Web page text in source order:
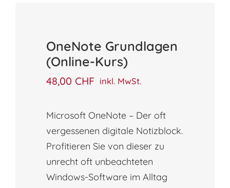
OneNote Grundlagen
(Online-Kurs)
48,00 CHF inkl. MwSt.
Microsoft OneNote – Der oft
vergessenen digitale Notizblock.
Profitieren Sie von dieser zu
unrecht oft unbeachteten
Windows-Software im Alltag